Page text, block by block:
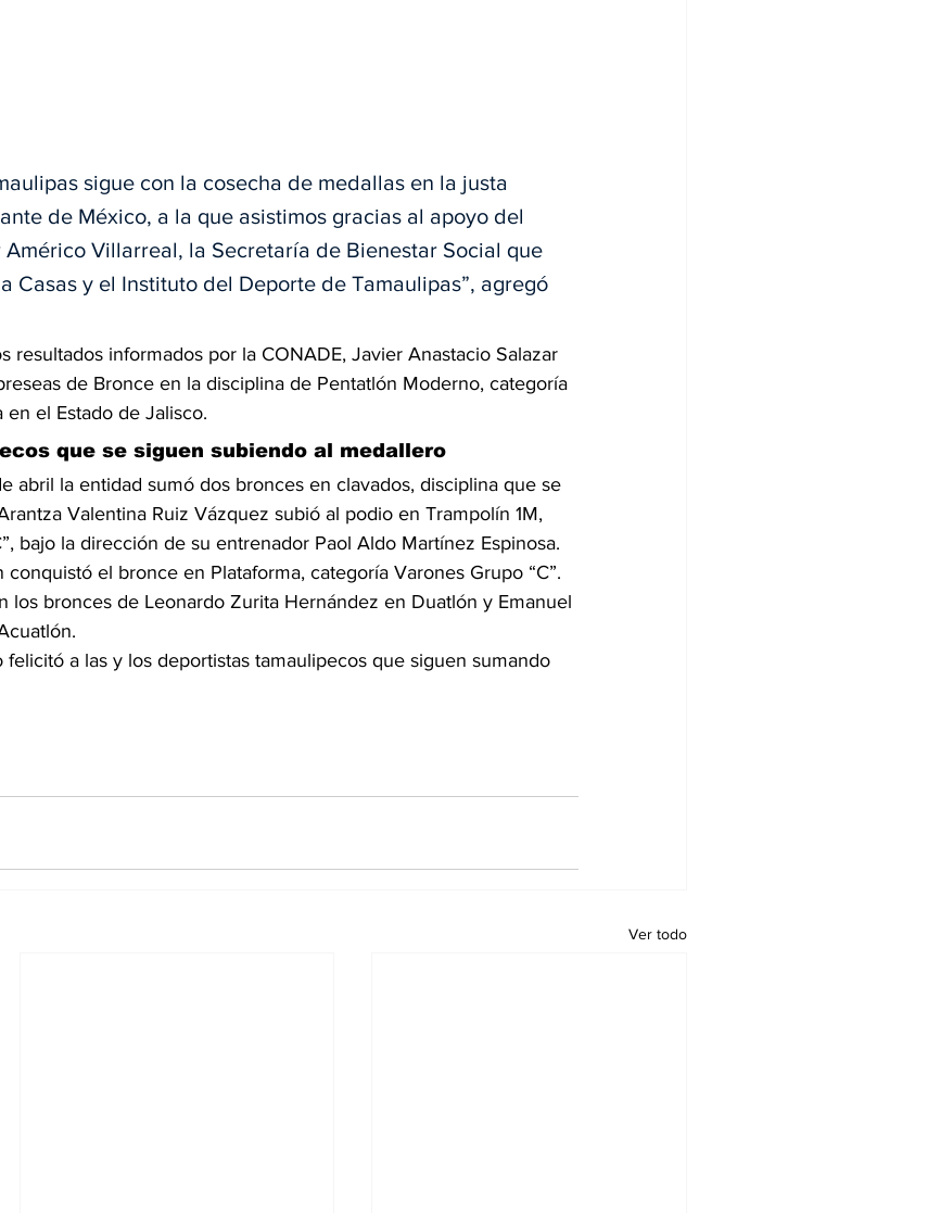
sigue con la cosecha de medallas en la justa
de México, a la que asistimos gracias al apoyo del
Villarreal, la Secretaría de Bienestar Social que
Casas y el Instituto del Deporte de Tamaulipas”, agregó
resultados informados por la CONADE, Javier Anastacio Salazar
de Bronce en la disciplina de Pentatlón Moderno, categoría
en el Estado de Jalisco.
que se siguen subiendo al medallero
abril la entidad sumó dos bronces en clavados, disciplina que se
Valentina Ruiz Vázquez subió al podio en Trampolín 1M,
bajo la dirección de su entrenador Paol Aldo Martínez Espinosa.
el bronce en Plataforma, categoría Varones Grupo “C”.
los bronces de Leonardo Zurita Hernández en Duatlón y Emanuel
a las y los deportistas tamaulipecos que siguen sumando
Ver todo